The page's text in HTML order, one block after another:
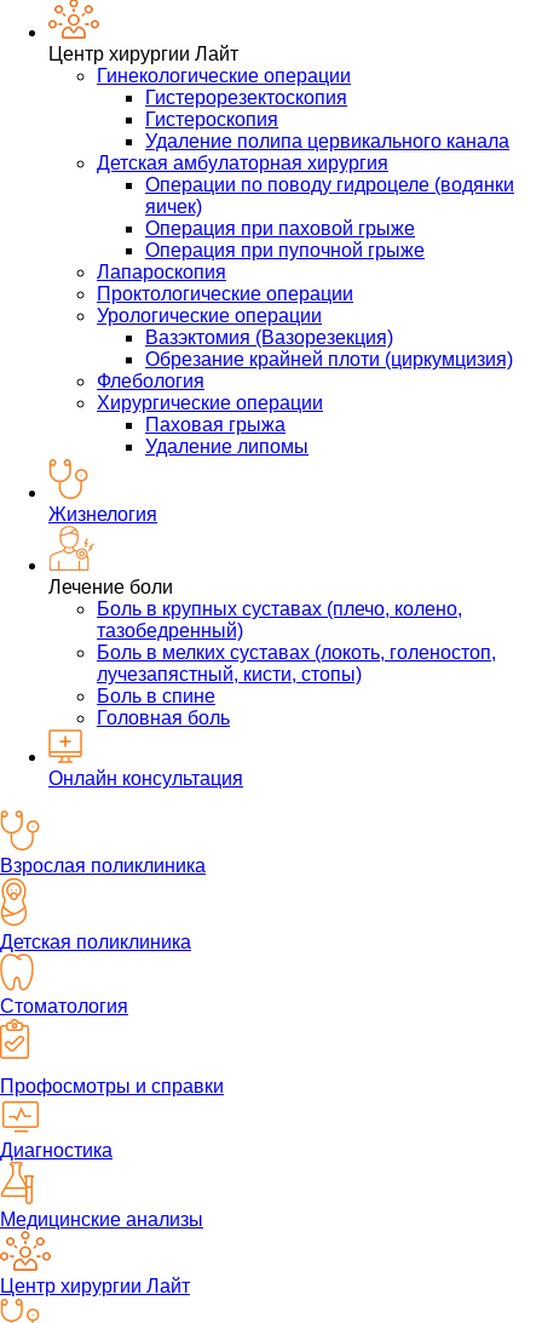
Центр хирургии Лайт
Гинекологические операции
Гистерорезектоскопия
Гистероскопия
Удаление полипа цервикального канала
Детская амбулаторная хирургия
Операции по поводу гидроцеле (водянки
яичек)
Операция при паховой грыже
Операция при пупочной грыже
Лапароскопия
Проктологические операции
Урологические операции
Вазэктомия (Вазорезекция)
Обрезание крайней плоти (циркумцизия)
Флебология
Хирургические операции
Паховая грыжа
Удаление липомы
Жизнелогия
Лечение боли
Боль в крупных суставах (плечо, колено,
тазобедренный)
Боль в мелких суставах (локоть, голеностоп,
лучезапястный, кисти, стопы)
Боль в спине
Головная боль
Онлайн консультация
Взрослая поликлиника
Детская поликлиника
Стоматология
Профосмотры и справки
Диагностика
Медицинские анализы
Центр хирургии Лайт